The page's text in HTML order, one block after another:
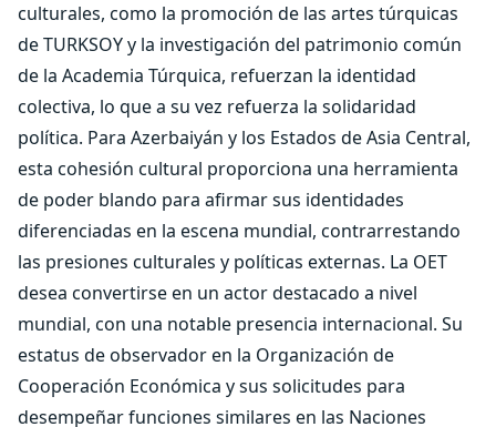
culturales, como la promoción de las artes túrquicas
de TURKSOY y la investigación del patrimonio común
de la Academia Túrquica, refuerzan la identidad
colectiva, lo que a su vez refuerza la solidaridad
política. Para Azerbaiyán y los Estados de Asia Central,
esta cohesión cultural proporciona una herramienta
de poder blando para afirmar sus identidades
diferenciadas en la escena mundial, contrarrestando
las presiones culturales y políticas externas. La OET
desea convertirse en un actor destacado a nivel
mundial, con una notable presencia internacional. Su
estatus de observador en la Organización de
Cooperación Económica y sus solicitudes para
desempeñar funciones similares en las Naciones